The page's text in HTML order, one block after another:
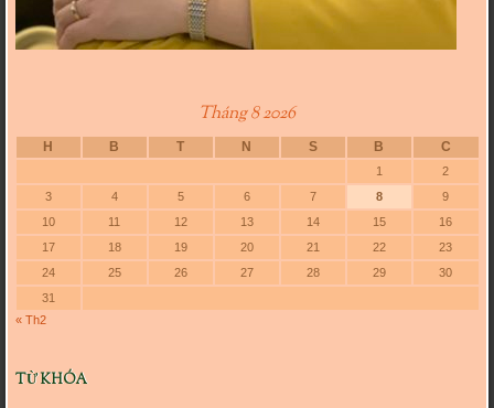
Tháng 8 2026
H B T N S B C
1
2
3
4 5 6 7 8
9
10
11 12 13 14 15
16
17
18 19 20 21 22
23
24
25 26 27 28 29
30
31
« Th2
TỪ KHÓA